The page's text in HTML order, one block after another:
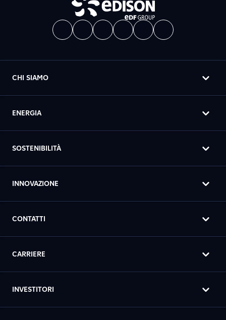
CHI SIAMO
ENERGIA
SOSTENIBILITÀ
INNOVAZIONE
CONTATTI
CARRIERE
INVESTITORI